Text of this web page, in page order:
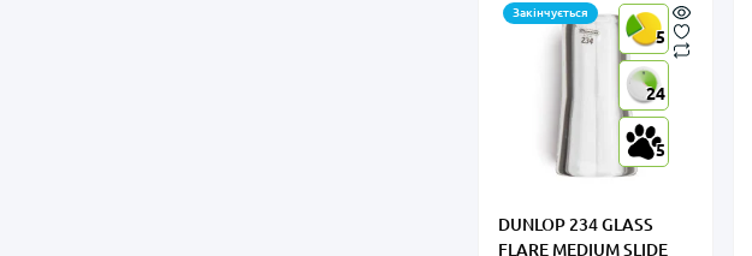
Закінчується
5
24
5
DUNLOP 234 GLASS
FLARE MEDIUM SLIDE